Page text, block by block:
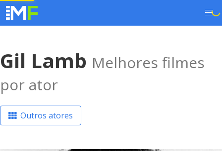
Gil Lamb Melhores filmes
por ator
Outros atores